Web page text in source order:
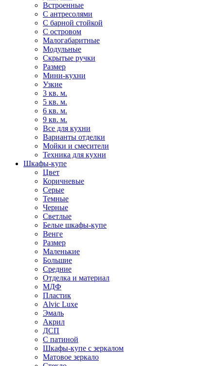
Встроенные
С антресолями
С барной стойкой
С островом
Малогабаритные
Модульные
Скрытые ручки
Размер
Мини-кухни
Узкие
3 кв. м.
5 кв. м.
6 кв. м.
9 кв. м.
Все для кухни
Варианты отделки
Мойки и смесители
Техника для кухни
Шкафы-купе
Цвет
Коричневые
Серые
Темные
Черные
Светлые
Белые шкафы-купе
Венге
Размер
Маленькие
Большие
Средние
Отделка и материал
МДФ
Пластик
Alvic Luxe
Эмаль
Акрил
ДСП
С патиной
Шкафы-купе с зеркалом
Матовое зеркало